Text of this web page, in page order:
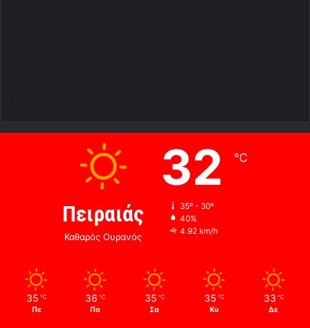
Πειραιάς
Καθαρός Ουρανός
32 ℃
35º - 30º
40%
4.92 km/h
35 ℃
Πε
36 ℃
Πα
35 ℃
Σα
35 ℃
Κυ
33 ℃
Δε